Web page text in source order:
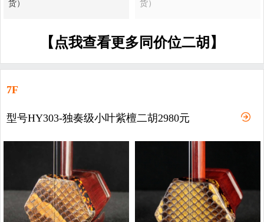
货） 货）
【点我查看更多同价位二胡】
7F
型号HY303-独奏级小叶紫檀二胡2980元